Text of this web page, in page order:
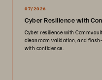
07/2026
Cyber Resilience with
Cyber resilience with
cleanroom validation, and
with confidence.